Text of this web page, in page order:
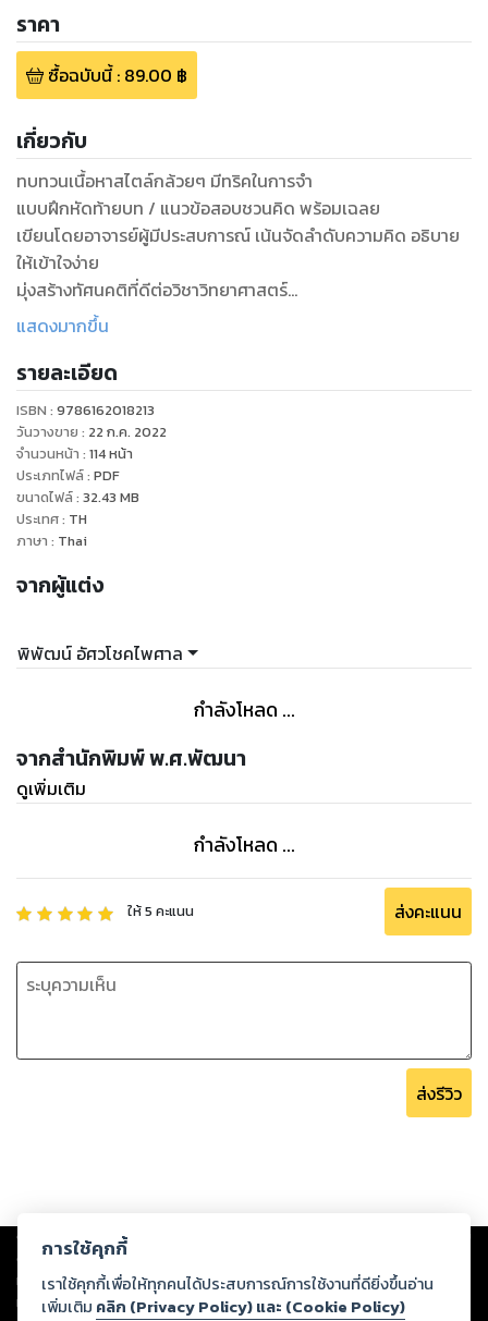
ราคา
ซื้อฉบับนี้: 89.00 ฿
เกี่ยวกับ
ทบทวนเนื้อหาสไตล์กล้วยๆ มีทริคในการจำ
แบบฝึกหัดท้ายบท / แนวข้อสอบชวนคิด พร้อมเฉลย
เขียนโดยอาจารย์ผู้มีประสบการณ์ เน้นจัดลำดับความคิด อธิบาย
ให้เข้าใจง่าย
มุ่งสร้างทัศนคติที่ดีต่อวิชาวิทยาศาสตร์
ขึ้นเพื่อเปลี่ยนแนวคิดของน้อง ๆ นักเรียนหลายคนที่อาจรู้สึกว่า
วิชาวิทยาศาสตร์เป็นเรื่องยาก โดยเน้นการสอนเนื้อหาแบบมีหลัก
อธิบายอย่างง่าย ๆ มุ่งจัดลำดับความคิดและปูพื้นฐานให้กับเด็ก ๆ
ใช้ภาษาเป็นกันเอง พร้อมให้ทริคช่วยจำ สร้างทัศนคติที่ดีต่อการ
เรียนวิทยาศาสตร์ในระดับที่สูงขึ้นต่อไป
ประกอบด้วย หน่วยการเรียนรู้
- การแยกสาร
- ทรัพยากรธรณี
และ แบบบดสอบปลายภาค
แสดงมากขึ้น
รายละเอียด
ISBN : 9786162018213
วันวางขาย : 22 ก.ค. 2022
จำนวนหน้า : 114หน้า
ประเภทไฟล์: PDF
ขนาดไฟล์: 32.43 MB
ประเทศ: TH
ภาษา : Thai
จากผู้แต่ง
พิพัฒน์ อัศวโชคไพศาล
กำลังโหลด ...
จากสำนักพิมพ์ พ.ศ.พัฒนา
ดูเพิ่มเติม
กำลังโหลด ...
ให้5 คะแนน ส่งคะแนน
ส่งรีวิว
Copyright © 2026
ต่อผลงานหรือเนื้อหาใดที่อัปโหลดผ่านเว็บไซต์และปรากฏว่าละเมิดสิทธิใน
ทรัพย์สินทางปัญญาของบุคคลอื่นหรือขัดต่อกฎหมายและศีลธรรม ดังนั้น ผู้อ่าน
ทุกท่านโปรดใช้วิจารณญาณในการกลั่นกรองด้วยตนเอง และหากท่านพบว่าส่วน
การใช้คุกกี้
เราใช้คุกกี้เพื่อให้ทุกคนได้ประสบการณ์การใช้งานที่ดียิ่งขึ้นอ่าน
เพิ่มเติม คลิก (Privacy Policy) และ (Cookie Policy)